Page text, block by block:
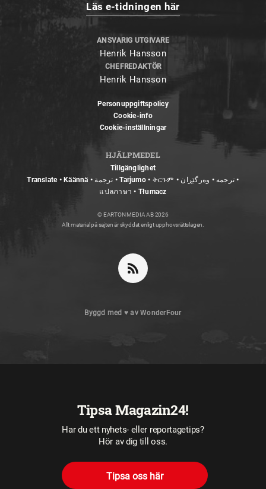
Läs e-tidningen här
ANSVARIG UTGIVARE
Henrik Hansson
CHEFREDAKTÖR
Henrik Hansson
Personuppgiftspolicy
Cookie-info
Cookie-inställningar
HJÄLPMEDEL
Tillgänglighet
Translate • Käännä • ترجمة • Tarjumo • ትርጉም • ترجمه • وەرگێڕان •
แปลภาษา • Tłumacz
© EARTON MEDIA AB 2026
Allt material på sajten är skyddat enligt upphovsrättslagen.
Byggd med ♥ avWonderFour
Tipsa Magazin24!
Har du ett nyhets- eller reportagetips?
Hör av dig till oss.
Tipsa oss här